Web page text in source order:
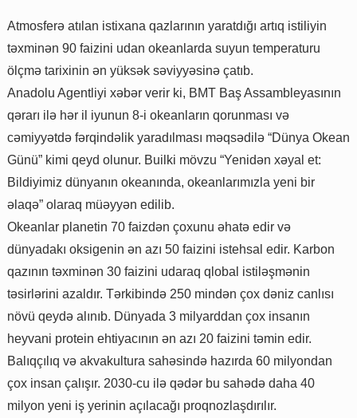
Atmosferə atılan istixana qazlarının yaratdığı artıq istiliyin
təxminən 90 faizini udan okeanlarda suyun temperaturu
ölçmə tarixinin ən yüksək səviyyəsinə çatıb.
Anadolu Agentliyi xəbər verir ki, BMT Baş Assambleyasının
qərarı ilə hər il iyunun 8-i okeanların qorunması və
cəmiyyətdə fərqindəlik yaradılması məqsədilə “Dünya Okean
Günü” kimi qeyd olunur. Builki mövzu “Yenidən xəyal et:
Bildiyimiz dünyanın okeanında, okeanlarımızla yeni bir
əlaqə” olaraq müəyyən edilib.
Okeanlar planetin 70 faizdən çoxunu əhatə edir və
dünyadakı oksigenin ən azı 50 faizini istehsal edir. Karbon
qazının təxminən 30 faizini udaraq qlobal istiləşmənin
təsirlərini azaldır. Tərkibində 250 mindən çox dəniz canlısı
növü qeydə alınıb. Dünyada 3 milyarddan çox insanın
heyvani protein ehtiyacının ən azı 20 faizini təmin edir.
Balıqçılıq və akvakultura sahəsində hazırda 60 milyondan
çox insan çalışır. 2030-cu ilə qədər bu sahədə daha 40
milyon yeni iş yerinin açılacağı proqnozlaşdırılır.